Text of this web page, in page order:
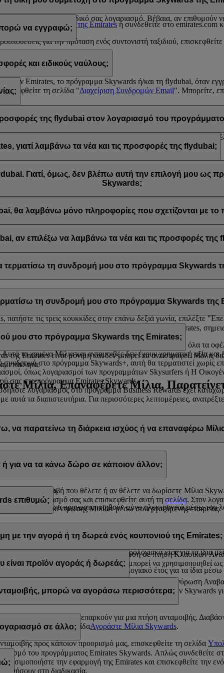
κάποια από τις παραπάνω περιπτώσεις, επικοινωνήστε με κάποιο
Κέντρο επικοινωνίας της Emirates ή συνδεθείτε στο emirates.com
για την πρόταση ενός συντονιστή ταξιδιού,
απορρέουν από τον δικό σας λογαριασμό. Βέβαια, αν επιθυμούν
μπορώ να εγγραφώ;
και ειδικούς ναύλους;
από την Emirates, το πρόγραμμα Skywards ή/και τη flydubai, όταν
τη σελίδα "Διαχείριση Συνδρομών Email". Μπορείτε,
"Απεγγραφή" που βρίσκεται στο κάτω μέρος των email που
ή επικοινωνώντας με την Emirates ή τη flydubai μέσω του
προσφορές της flydubai στον λογαριασμό του
για την Emirates και την flydubai, και συνεπώς μπορείτε να
γιατί λαμβάνω τα νέα και τις προσφορές της flydubai;
Γιατί, όμως, δεν βλέπω αυτή την επιλογή μου ως
Skywards;
συνδεδεμένη με πολλούς αριθμούς μελών του προγράμματος
Συνδεθείτε στον λογαριασμό σας στο πρόγραμμα Emirates
θα λαμβάνω μόνο πληροφορίες που σχετίζονται με
των προωθητικών ενεργειών από τη flydubai και
αν επιλέξω να λαμβάνω τα νέα και τις προσφορές της
σας προκειμένου να λαμβάνετε τέτοιου είδους ενημερωτικά
. τη συνδρομή μου στο πρόγραμμα Skywards
τη συνδρομή σας στο πρόγραμμα Skywards της Emirates ανά πάσα
και θα βρείτε την
τις τρεις κουκκίδες στην επάνω δεξιά γωνία, επιλέξτε
βοηθήσουν.
τη συνδρομή μου στο πρόγραμμα Skywards της
τη συνδρομή σας στο πρόγραμμα Skywards της Emirates,
αχρησιμοποίητα Μίλια και οι ανταμοιβές σας, καθώς και όλα τα
τα χαμένα Μίλια και ανταμοιβές δεν έχουν χρηματική αξία
στο πρόγραμμα Skywards+, αυτή θα τερματιστεί χωρίς
όπως λογαριασμοί των προγραμμάτων Skysurfers ή Η
σας στο πρόγραμμα Emirates Skywards.
λογαριασμός στο πρόγραμμα Business Rewards έχει
αυτά τα διαπιστευτήρια. Για περισσότερες λεπτομέρειες,
μου στο πρόγραμμα Skywards της Emirates;
Emirates είναι μόνιμη και δεν μπορεί να αντιστραφεί. Μόλις
Μίλια, Επαναφέρετε Μίλια,
παρατείνω τη διάρκεια ισχύος ή να επαναφέρω
της Emirates.
μπορούν να πραγματοποιηθούν μόνο ηλεκτρονικά μέσω του
για να τα κάνω δώρο σε κάποιον άλλον;
την ανταμοιβή που θέλετε ή αν θέλετε να δωρίσετε Μίλια
στον λογαριασμό σας και επισκεφθείτε αυτή τη σελίδα. Στον
συγκέντρωσης Μιλίων μέσω συνεργαζόμενης εταιρείας.
Μίλια Skywards σε ένα ημερολογιακό έτος.
Μίλια Skywards ανά συναλλαγή, με κόστος 30 δολαρίων ΗΠΑ για
επιθυμώ;
δώρο σε κάποιον άλλον σε πακέτα των 1.000 Μιλίων. Το
200.000 Μίλια Skywards σε ένα ημερολογιακό έτος για τα ίδια
Μίλια Skywards σε ένα ημερολογιακό έτος για τα ίδια
με την αγορά ή τη δωρεά ενός κουπονιού της Emirates;
να χρησιμοποιηθούν για εξαργύρωση σε πτήση Κλασικών
είναι προϊόν αγοράς ή δωρεάς δεν μπορεί να χρησιμοποιηθεί
προϊόν αγοράς ή δωρεάς;
σε πτήσεις Κλασικών Ανταμοιβών και εξαργύρωση
σας ενθαρρύνουμε να ελέγξετε τις απαιτήσεις Μιλίων Skywards
μπορώ να αγοράσω περισσότερα;
που διαθέτετε δεν επαρκούν για μια πτήση ανταμοιβής.
επισκεφθείτε τη σελίδαΑγοράστε Μίλια Skywards.
προς κάποιον προορισμό μας, επισκεφθείτε τη σελίδα
σε άλλο;
του προγράμματος Emirates Skywards. Απλώς συνδεθείτε
την εφαρμογή της Emirates και επισκεφθείτε την
στη διαδικασία.